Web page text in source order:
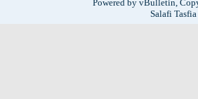
Powered by vBulletin,
Salafi